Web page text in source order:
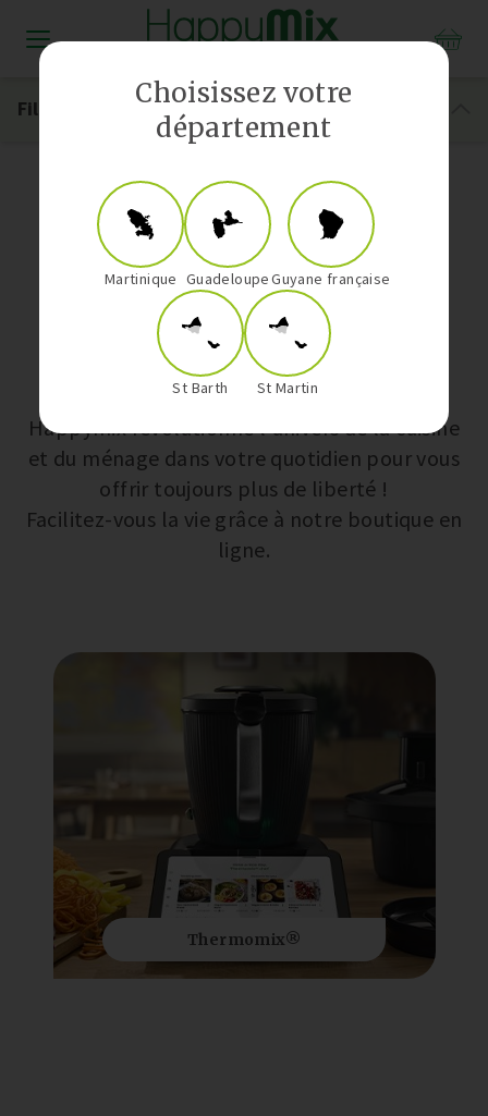
Voir tout
Nos univers
Happymix révolutionne l’univers de la cuisine
et du ménage dans votre quotidien pour vous
offrir toujours plus de liberté !
Facilitez-vous la vie grâce à notre boutique en
ligne.
Thermomix®
Filtrer
Choisissez votre
département
Martinique GuadeloupeGuyane française
St Barth St Martin